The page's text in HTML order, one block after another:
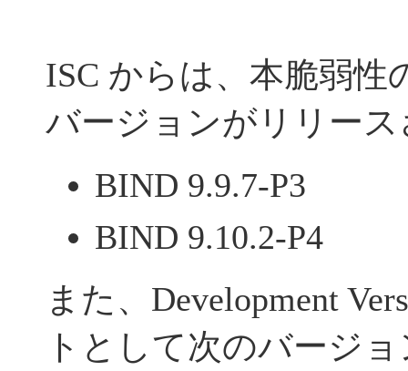
ISC からは、本脆弱性
バージョンがリリー
BIND 9.9.7-P3
BIND 9.10.2-P4
また、Development
トとして次のバージ